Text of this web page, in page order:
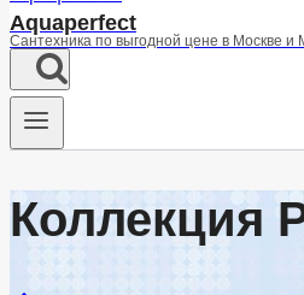
Aquaperfect
Сантехника по выгодной цене в Москве и
Коллекция